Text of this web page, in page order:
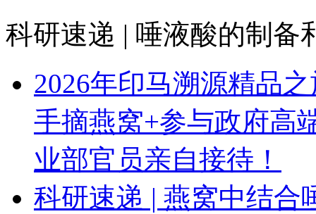
科研速递 | 唾液酸的制备
2026年印马溯源精品
手摘燕窝+参与政府高
业部官员亲自接待！
科研速递 | 燕窝中结合